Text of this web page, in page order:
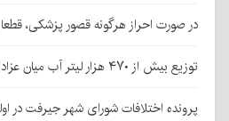
در صورت احراز هرگونه قصور پزشکی،
توزیع بیش از ۴۷۰ هزار لیتر آب میان عزاداران جامانده اربعین در کرمان
پرونده اختلافات شورای شهر جیرفت در